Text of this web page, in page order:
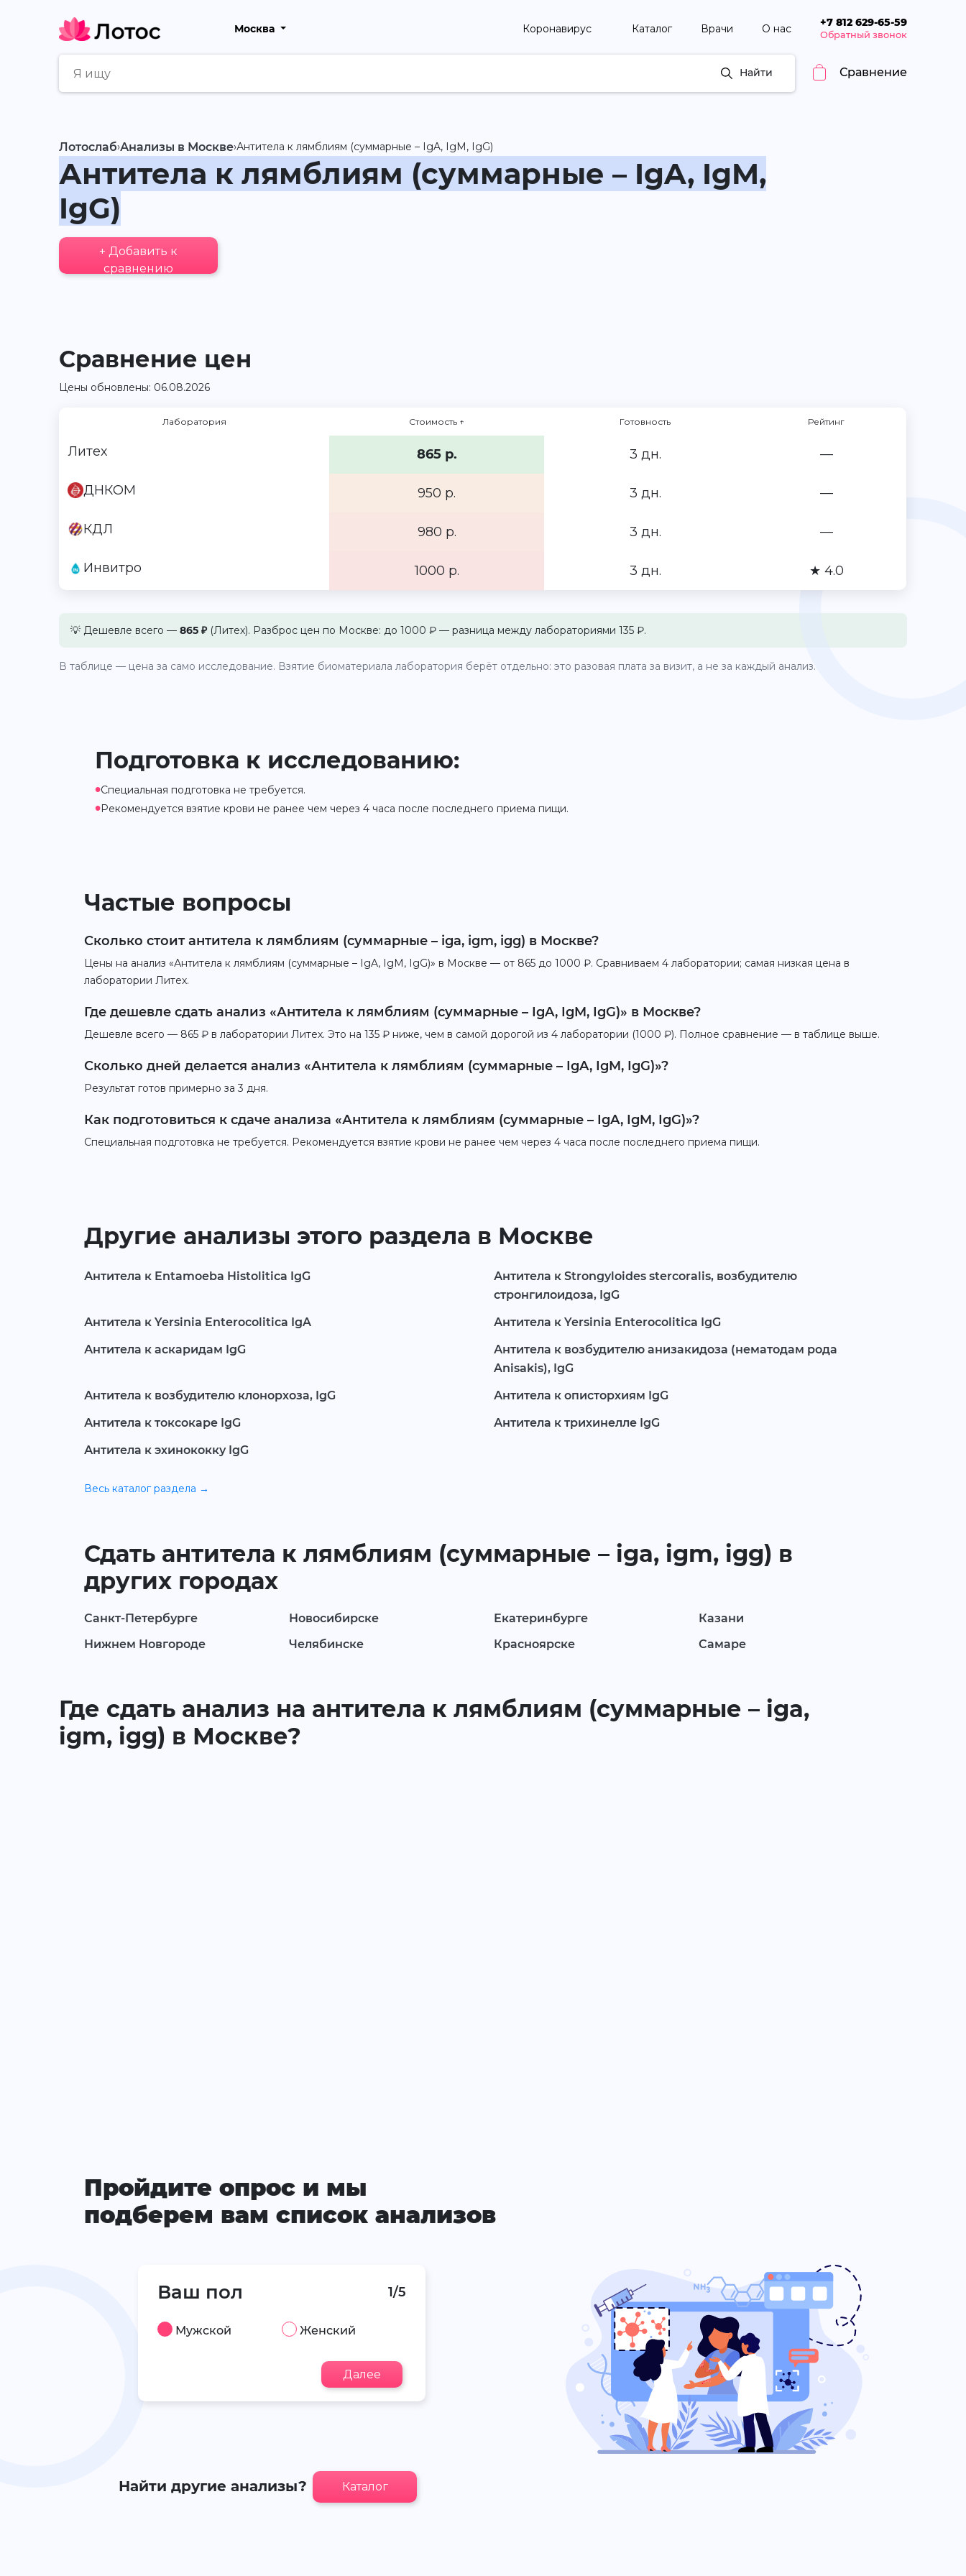
Москва Коронавирус Каталог Врачи О нас +7 812 629-65-59
Обратный звонок
Найти Сравнение
Лотослаб›Анализы в Москве›Антитела к лямблиям (суммарные – IgA, IgM, IgG)
Антитела к лямблиям (суммарные – IgA, IgM,
IgG)
+ Добавить к
сравнению
Сравнение цен
Цены обновлены: 06.08.2026
Лаборатория Стоимость ↑ Готовность Рейтинг
Литех 865 р. 3 дн. —
ДНКОМ 950 р. 3 дн. —
КДЛ 980 р. 3 дн. —
Инвитро 1000 р. 3 дн. ★ 4.0
💡 Дешевле всего —865 ₽(Литех). Разброс цен по Москве: до 1000 ₽ — разница между лабораториями 135 ₽.
В таблице — цена за само исследование. Взятие биоматериала лаборатория берёт отдельно: это разовая плата за визит, а не за каждый анализ.
Подготовка к исследованию:
•Специальная подготовка не требуется.
•Рекомендуется взятие крови не ранее чем через 4 часа после последнего приема пищи.
Частые вопросы
Сколько стоит антитела к лямблиям (суммарные – iga, igm, igg) в Москве?
Цены на анализ «Антитела к лямблиям (суммарные – IgA, IgM, IgG)» в Москве — от 865 до 1000 ₽. Сравниваем 4 лаборатории; самая низкая цена в
лаборатории Литех.
Где дешевле сдать анализ «Антитела к лямблиям (суммарные – IgA, IgM, IgG)» в Москве?
Дешевле всего — 865 ₽ в лаборатории Литех. Это на 135 ₽ ниже, чем в самой дорогой из 4 лаборатории (1000 ₽). Полное сравнение — в таблице выше.
Сколько дней делается анализ «Антитела к лямблиям (суммарные – IgA, IgM, IgG)»?
Результат готов примерно за 3 дня.
Как подготовиться к сдаче анализа «Антитела к лямблиям (суммарные – IgA, IgM, IgG)»?
Специальная подготовка не требуется. Рекомендуется взятие крови не ранее чем через 4 часа после последнего приема пищи.
Другие анализы этого раздела в Москве
Антитела к Entamoeba Histolitica IgG
Антитела к Strongyloides stercoralis, возбудителю
стронгилоидоза, IgG
Антитела к Yersinia Enterocolitica IgA
Антитела к Yersinia Enterocolitica IgG
Антитела к аскаридам IgG
Антитела к возбудителю анизакидоза (нематодам рода
Anisakis), IgG
Антитела к возбудителю клонорхоза, IgG
Антитела к описторхиям IgG
Антитела к токсокаре IgG
Антитела к трихинелле IgG
Антитела к эхинококку IgG
Весь каталог раздела →
Сдать антитела к лямблиям (суммарные – iga, igm, igg) в
других городах
Санкт-Петербурге Новосибирске Екатеринбурге
Казани
Нижнем Новгороде
Челябинске Красноярске Самаре
Где сдать анализ на антитела к лямблиям (суммарные – iga,
igm, igg) в Москве?
Пройдите опрос и мы
подберем вам список анализов
Ваш пол 1/5
Мужской Женский
Далее
Найти другие анализы? Каталог